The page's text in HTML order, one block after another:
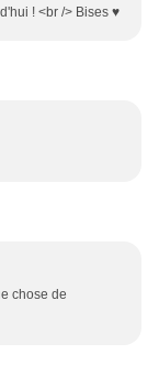
! <br /> Bises ♥
chose de